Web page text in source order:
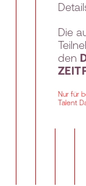
Die
den
Nur für
Talent